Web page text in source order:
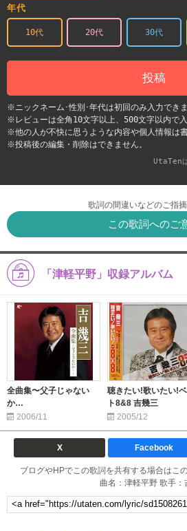
年代
10代 20代 30代
投稿
※ニックネーム･性別･年代は初回のみ入力できま
※レビューは全角10文字以上、500文字以内で入
※他の人が不快に思うような内容や個人情報は
※投稿後の編集・削除はできません。
UtaTen
歌詞の間違いなどのご指
この歌詞へのご
「津軽平野」収録アルバム
全曲集〜父子じゃない
か…
2006/11
聴きたい!歌いたい!
ト8&8 吉幾三
2005/12
X Facebook
ブログやHPでこの歌詞を共有する場合はこ
曲名：津軽平野 歌手：